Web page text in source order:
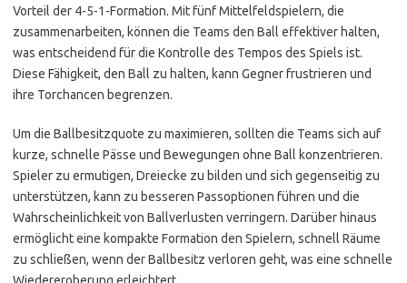
Vorteil der 4-5-1-Formation. Mit fünf Mittelfeldspielern, die
zusammenarbeiten, können die Teams den Ball effektiver halten,
was entscheidend für die Kontrolle des Tempos des Spiels ist.
Diese Fähigkeit, den Ball zu halten, kann Gegner frustrieren und
ihre Torchancen begrenzen.
Um die Ballbesitzquote zu maximieren, sollten die Teams sich auf
kurze, schnelle Pässe und Bewegungen ohne Ball konzentrieren.
Spieler zu ermutigen, Dreiecke zu bilden und sich gegenseitig zu
unterstützen, kann zu besseren Passoptionen führen und die
Wahrscheinlichkeit von Ballverlusten verringern. Darüber hinaus
ermöglicht eine kompakte Formation den Spielern, schnell Räume
zu schließen, wenn der Ballbesitz verloren geht, was eine schnelle